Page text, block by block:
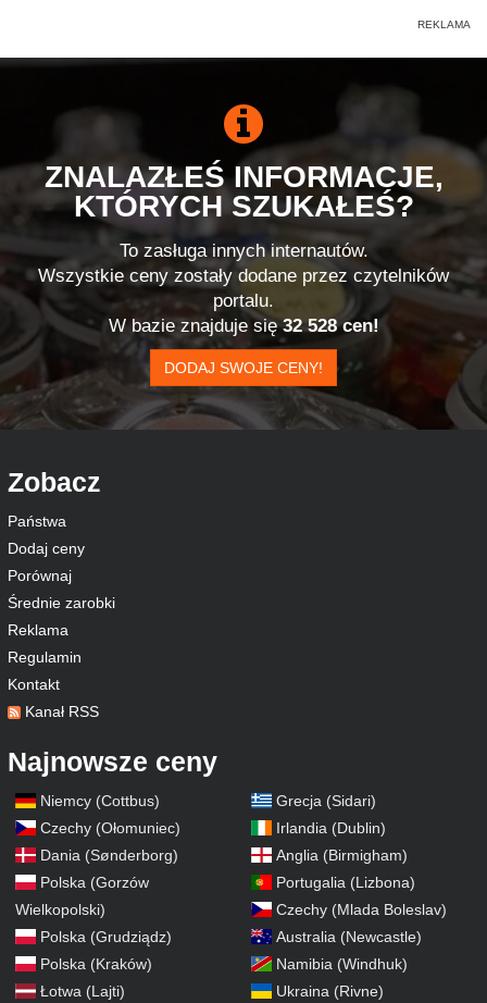
ZNALAZŁEŚ INFORMACJE,
KTÓRYCH SZUKAŁEŚ?
To zasługa innych internautów.
Wszystkie ceny zostały dodane przez czytelników
portalu.
W bazie znajduje się32 528 cen!
DODAJ SWOJE CENY!
Zobacz
Państwa
Dodaj ceny
Porównaj
Średnie zarobki
Reklama
Regulamin
Kontakt
Kanał RSS
Najnowsze ceny
Niemcy (Cottbus)
Czechy (Ołomuniec)
Dania (Sønderborg)
Polska (Gorzów
Wielkopolski)
Polska (Grudziądz)
Polska (Kraków)
Łotwa (Lajti)
Grecja (Sidari)
Irlandia (Dublin)
Anglia (Birmigham)
Portugalia (Lizbona)
Czechy (Mlada Boleslav)
Australia (Newcastle)
Namibia (Windhuk)
Ukraina (Rivne)